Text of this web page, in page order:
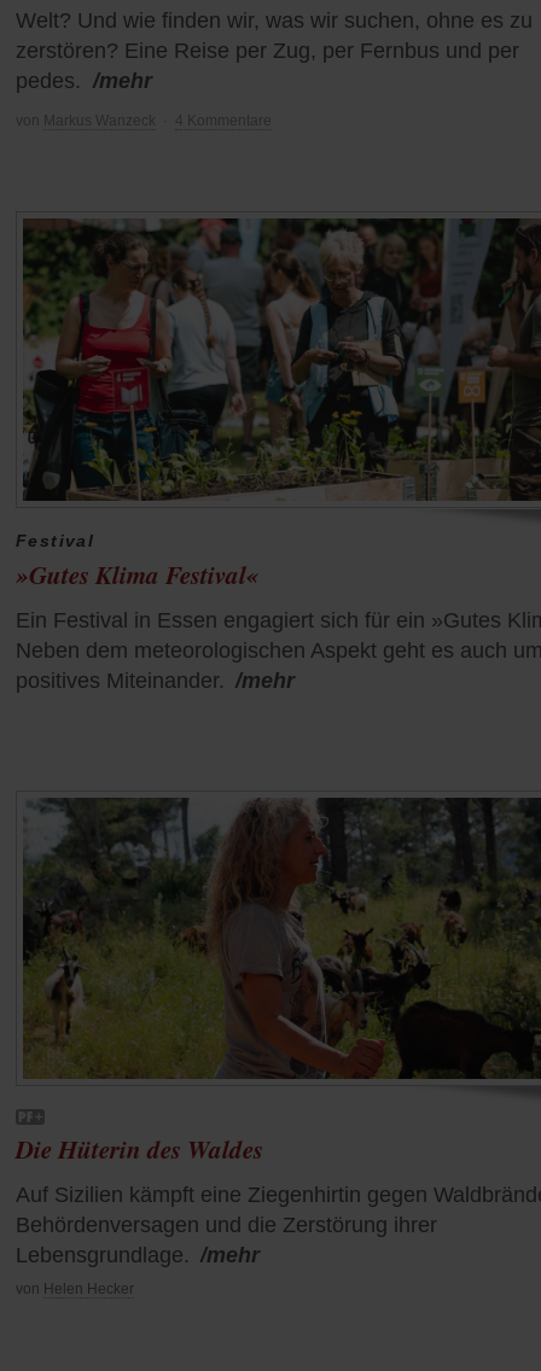
Welt? Und wie finden wir, was wir suchen, ohne es zu
zerstören? Eine Reise per Zug, per Fernbus und per
pedes. /mehr
von Markus Wanzeck 4 Kommentare
Festival
»Gutes Klima Festival«
Ein Festival in Essen engagiert sich für ein »Gutes
Neben dem meteorologischen Aspekt geht es auch
positives Miteinander. /mehr
Die Hüterin des Waldes
Auf Sizilien kämpft eine Ziegenhirtin gegen
Behördenversagen und die Zerstörung ihrer
Lebensgrundlage. /mehr
von Helen Hecker